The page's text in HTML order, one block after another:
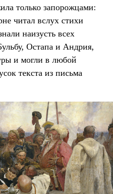
только запорожцами:
читал вслух стихи
наизусть всех
Остапа и Андрия,
и могли в любой
текста из письма